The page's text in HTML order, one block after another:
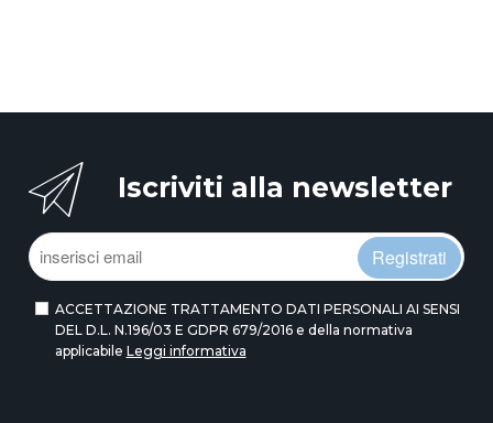
Iscriviti alla newsletter
Registrati
ACCETTAZIONE TRATTAMENTO DATI PERSONALI AI SENSI
DEL D.L. N.196/03 E GDPR 679/2016 e della normativa
applicabile Leggi informativa